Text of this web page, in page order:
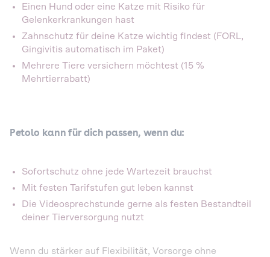
Einen Hund oder eine Katze mit Risiko für
Gelenkerkrankungen hast
Zahnschutz für deine Katze wichtig findest (FORL,
Gingivitis automatisch im Paket)
Mehrere Tiere versichern möchtest (15 %
Mehrtierrabatt)
Petolo kann für dich passen, wenn du:
Sofortschutz ohne jede Wartezeit brauchst
Mit festen Tarifstufen gut leben kannst
Die Videosprechstunde gerne als festen Bestandteil
deiner Tierversorgung nutzt
Wenn du stärker auf Flexibilität, Vorsorge ohne